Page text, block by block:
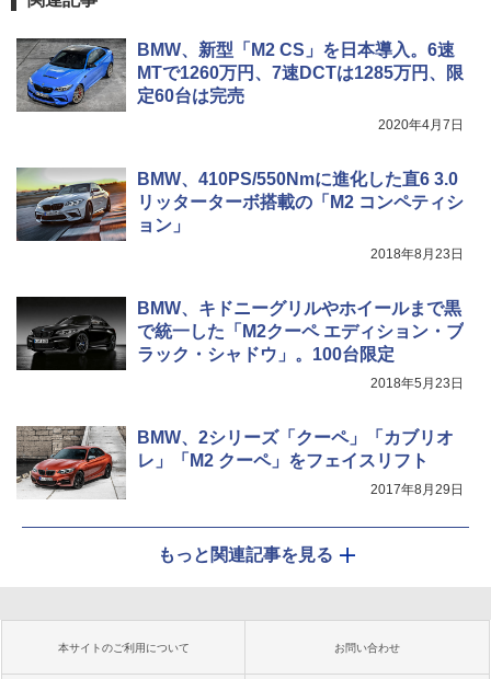
BMW、新型「M2 CS」を日本導入。6速
MTで1260万円、7速DCTは1285万円、限
定60台は完売
2020年4月7日
BMW、410PS/550Nmに進化した直6 3.0
リッターターボ搭載の「M2 コンペティシ
ョン」
2018年8月23日
BMW、キドニーグリルやホイールまで黒
で統一した「M2クーペ エディション・ブ
ラック・シャドウ」。100台限定
2018年5月23日
BMW、2シリーズ「クーペ」「カブリオ
レ」「M2 クーペ」をフェイスリフト
2017年8月29日
もっと関連記事を見る
本サイトのご利用について お問い合わせ